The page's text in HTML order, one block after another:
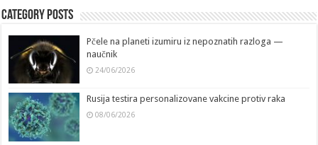
Category Posts
Pčele na planeti izumiru iz nepoznatih razloga —
naučnik
24/06/2026
Rusija testira personalizovane vakcine protiv raka
08/06/2026